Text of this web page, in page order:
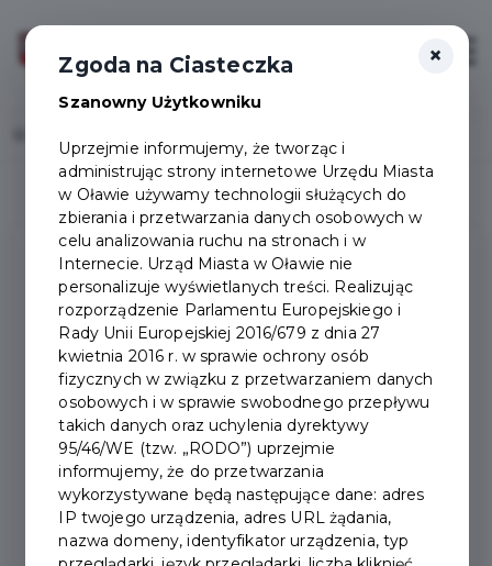
DEKLARACJA
DOSTĘPNOŚCI
Urząd Miasta Oławazobowiązuje się zapewnić
dostępność swojej strony internetowej
zgodnie z ustawą z dnia 4 kwietnia 2019 r. o
dostępności cyfrowej stron internetowych i
aplikacji mobilnych podmiotów publicznych.
×
Zgoda na Ciasteczka
Szanowny Użytkowniku
Uprzejmie informujemy, że tworząc i
administrując strony internetowe Urzędu Miasta
w Oławie używamy technologii służących do
zbierania i przetwarzania danych osobowych w
celu analizowania ruchu na stronach i w
Internecie. Urząd Miasta w Oławie nie
personalizuje wyświetlanych treści. Realizując
rozporządzenie Parlamentu Europejskiego i
Rady Unii Europejskiej 2016/679 z dnia 27
kwietnia 2016 r. w sprawie ochrony osób
fizycznych w związku z przetwarzaniem danych
osobowych i w sprawie swobodnego przepływu
takich danych oraz uchylenia dyrektywy
95/46/WE (tzw. „RODO”) uprzejmie
informujemy, że do przetwarzania
wykorzystywane będą następujące dane: adres
IP twojego urządzenia, adres URL żądania,
nazwa domeny, identyfikator urządzenia, typ